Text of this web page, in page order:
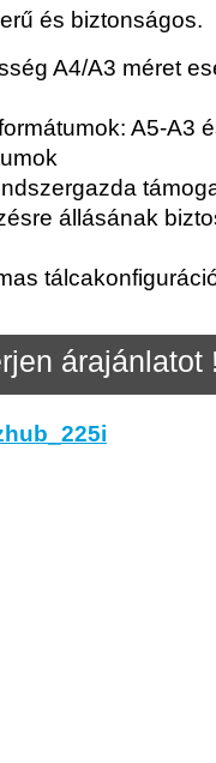
és biztonságos.
A4/A3 méret
A5-A3
állásának
árajánlatot